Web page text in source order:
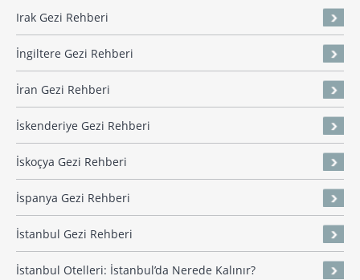
Irak Gezi Rehberi
İngiltere Gezi Rehberi
İran Gezi Rehberi
İskenderiye Gezi Rehberi
İskoçya Gezi Rehberi
İspanya Gezi Rehberi
İstanbul Gezi Rehberi
İstanbul Otelleri: İstanbul’da Nerede Kalınır?